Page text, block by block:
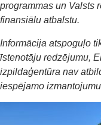
programmas un Valsts
finansiālu atbalstu.
Informācija atspoguļo
īstenotāju redzējumu,
izpildaģentūra nav
iespējamo